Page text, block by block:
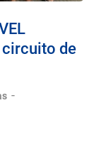
circuito de
-